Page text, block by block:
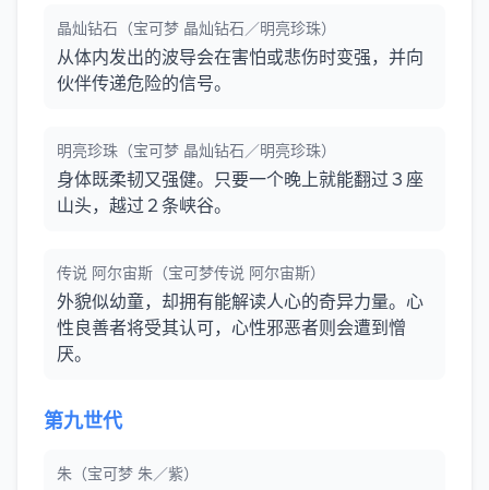
晶灿钻石（宝可梦 晶灿钻石／明亮珍珠）
从体内发出的波导会在害怕或悲伤时变强，并向
伙伴传递危险的信号。
明亮珍珠（宝可梦 晶灿钻石／明亮珍珠）
身体既柔韧又强健。只要一个晚上就能翻过３座
山头，越过２条峡谷。
传说 阿尔宙斯（宝可梦传说 阿尔宙斯）
外貌似幼童，却拥有能解读人心的奇异力量。心
性良善者将受其认可，心性邪恶者则会遭到憎
厌。
第九世代
朱（宝可梦 朱／紫）